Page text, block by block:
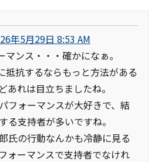
年5月29日 8:53 AM
マンス・・・確かになぁ。
抵抗するならもっと方法がある
あれは目立ちましたね。
フォーマンスが大好きで、結
る支持者が多いですね。
氏の行動なんかも冷静に見る
ォーマンスで支持者でなけれ